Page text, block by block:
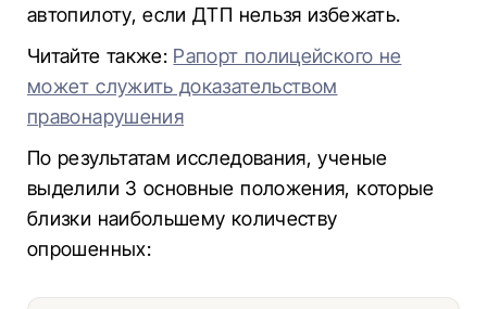
автопилоту, если ДТП нельзя избежать.
Читайте также: Рапорт полицейского не
может служить доказательством
правонарушения
По результатам исследования, ученые
выделили 3 основные положения, которые
близки наибольшему количеству
опрошенных: